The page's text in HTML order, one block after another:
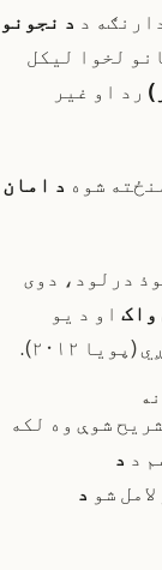
د د نجونو
لخوا لیکل
رد او غیر
شوه د امان
درلود، دوی
واک او د یو
۲۰۱۲).
شوې وه لکه
د د
لامل شو د